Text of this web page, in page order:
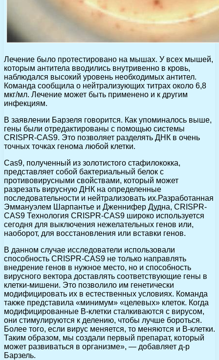
Лечение было протестировано на мышах. У всех мышей,
которым антитела вводились внутривенно в кровь,
наблюдался высокий уровень необходимых антител.
Команда сообщила о нейтрализующих титрах около 6,8
мкг/мл. Лечение может быть применено и к другим
инфекциям.
В заявлении Барзеля говорится. Как упоминалось выше,
гены были отредактированы с помощью системы
CRISPR-CAS9. Это позволяет разделять ДНК в очень
точных точках генома любой клетки.
Cas9, полученный из золотистого стафилококка,
представляет собой бактериальный белок с
противовирусными свойствами, который может
разрезать вирусную ДНК на определенные
последовательности и нейтрализовать их.Разработанная
Эммануэлем Шарпантье и Дженнифер Дудна, CRISPR-
CAS9 Технология CRISPR-CAS9 широко используется
сегодня для выключения нежелательных генов или,
наоборот, для восстановления или вставки генов.
В данном случае исследователи использовали
способность CRISPR-CAS9 не только направлять
внедрение генов в нужное место, но и способность
вирусного вектора доставлять соответствующие гены в
клетки-мишени. Это позволило им генетически
модифицировать их в естественных условиях. Команда
также представила «минимум» «целевых» клеток. Когда
модифицированные В-клетки сталкиваются с вирусом,
они стимулируются к делению, чтобы лучше бороться.
Более того, если вирус меняется, то меняются и В-клетки.
Таким образом, мы создали первый препарат, который
может развиваться в организме», — добавляет д-р
Барзель.